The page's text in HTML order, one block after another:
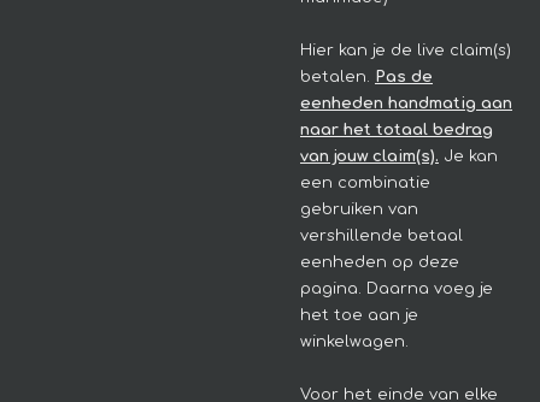
Hier kan je de live claim(s)
betalen.
Pas de
eenheden handmatig aan
naar het totaal bedrag
van jouw claim(s). Je kan
een combinatie
gebruiken van
vershillende betaal
eenheden op deze
pagina. Daarna voeg je
het toe aan je
winkelwagen.
Voor het einde van elke